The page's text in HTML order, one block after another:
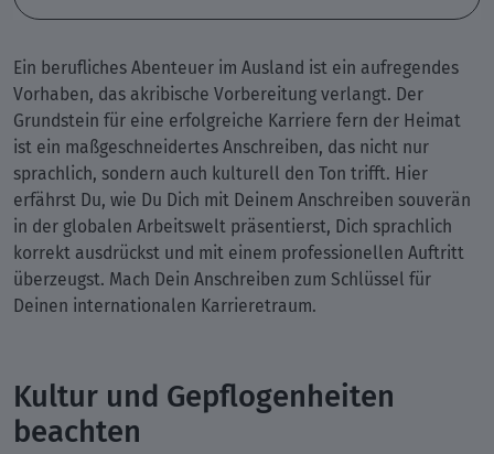
Ein berufliches Abenteuer im Ausland ist ein aufregendes
Vorhaben, das akribische Vorbereitung verlangt. Der
Grundstein für eine erfolgreiche Karriere fern der Heimat
ist ein maßgeschneidertes Anschreiben, das nicht nur
sprachlich, sondern auch kulturell den Ton trifft. Hier
erfährst Du, wie Du Dich mit Deinem Anschreiben souverän
in der globalen Arbeitswelt präsentierst, Dich sprachlich
korrekt ausdrückst und mit einem professionellen Auftritt
überzeugst. Mach Dein Anschreiben zum Schlüssel für
Deinen internationalen Karrieretraum.
Kultur und Gepflogenheiten
beachten